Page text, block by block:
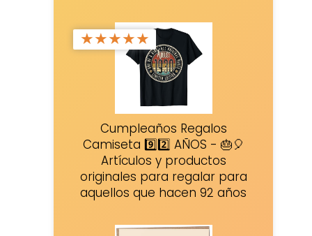
★★★★★
Cumpleaños Regalos
Camiseta 9️⃣2️⃣ AÑOS - 🎂🎈
Artículos y productos
originales para regalar para
aquellos que hacen 92 años